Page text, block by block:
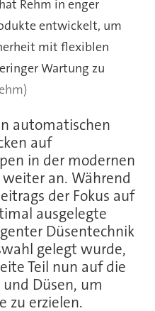
Rehm in enger
entwickelt, um
mit flexiblen
Wartung zu
automatischen
auf
in der modernen
an. Während
der Fokus auf
ausgelegte
Düsentechnik
gelegt wurde,
Teil nun auf die
Düsen, um
zu erzielen.